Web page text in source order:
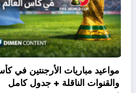
الدول المشاركه في كاس العالم 2026 حتى الآن |
رسميًا
محمد